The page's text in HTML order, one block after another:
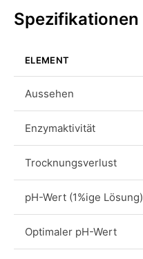
Spezifikationen
ELEMENT
Aussehen
Enzymaktivität
Trocknungsverlust
pH-Wert (1%ige Lösung)
Optimaler pH-Wert